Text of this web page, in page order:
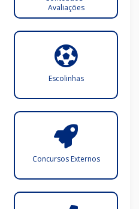
Avaliações
Escolinhas
Concursos Externos